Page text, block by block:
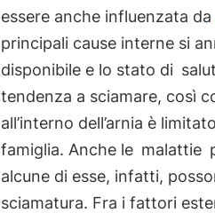
essere anche influenzata da
principali cause interne si
disponibile e lo stato di
tendenza a sciamare, così
all’interno dell’arnia è
famiglia. Anche le malattie
alcune di esse, infatti,
sciamatura. Fra i fattori